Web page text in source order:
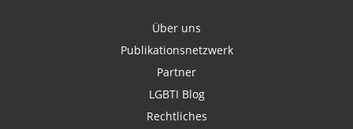
Über uns
Publikationsnetzwerk
Partner
LGBTI Blog
Rechtliches